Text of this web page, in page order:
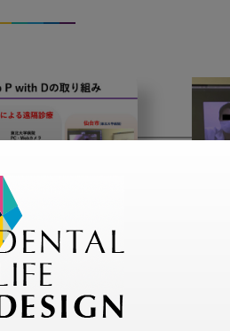
コラム
過疎化が進行
に対する歯科